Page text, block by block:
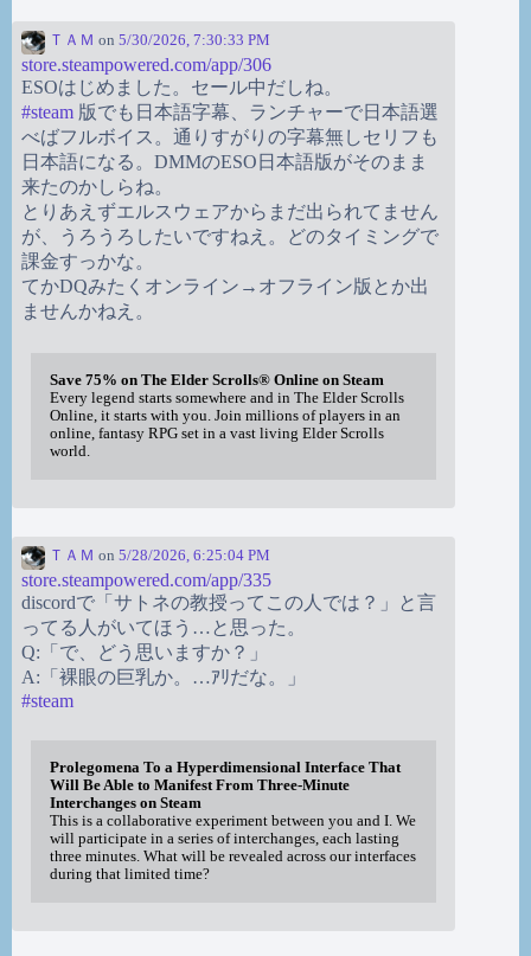
ＴＡＭ on 5/30/2026, 7:30:33 PM
store.steampowered.com/app/306
ESOはじめました。セール中だしね。
#steam 版でも日本語字幕、ランチャーで日本語選
べばフルボイス。通りすがりの字幕無しセリフも
日本語になる。DMMのESO日本語版がそのまま
来たのかしらね。
とりあえずエルスウェアからまだ出られてません
が、うろうろしたいですねえ。どのタイミングで
課金すっかな。
てかDQみたくオンライン→オフライン版とか出
ませんかねえ。
Save 75% on The Elder Scrolls® Online on Steam
Every legend starts somewhere and in The Elder Scrolls
Online, it starts with you. Join millions of players in an
online, fantasy RPG set in a vast living Elder Scrolls
world.
ＴＡＭ on 5/28/2026, 6:25:04 PM
store.steampowered.com/app/335
discordで「サトネの教授ってこの人では？」と言
ってる人がいてほう…と思った。
Q:「で、どう思いますか？」
A:「裸眼の巨乳か。…ｱﾘだな。」
#steam
Prolegomena To a Hyperdimensional Interface That
Will Be Able to Manifest From Three-Minute
Interchanges on Steam
This is a collaborative experiment between you and I. We
will participate in a series of interchanges, each lasting
three minutes. What will be revealed across our interfaces
during that limited time?